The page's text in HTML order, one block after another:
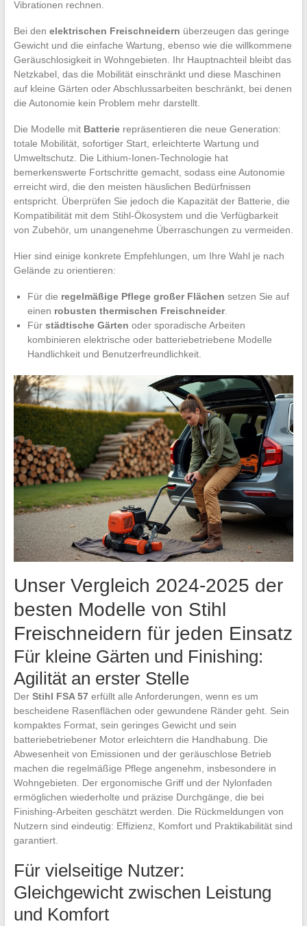
Vibrationen rechnen.
Bei den elektrischen Freischneidern überzeugen das geringe
Gewicht und die einfache Wartung, ebenso wie die willkommene
Geräuschlosigkeit in Wohngebieten. Ihr Hauptnachteil bleibt das
Netzkabel, das die Mobilität einschränkt und diese Maschinen
auf kleine Gärten oder Abschlussarbeiten beschränkt, bei denen
die Autonomie kein Problem mehr darstellt.
Die Modelle mit Batterierepräsentieren die neue Generation:
totale Mobilität, sofortiger Start, erleichterte Wartung und
Umweltschutz. Die Lithium-Ionen-Technologie hat
bemerkenswerte Fortschritte gemacht, sodass eine Autonomie
erreicht wird, die den meisten häuslichen Bedürfnissen
entspricht. Überprüfen Sie jedoch die Kapazität der Batterie, die
Kompatibilität mit dem Stihl-Ökosystem und die Verfügbarkeit
von Zubehör, um unangenehme Überraschungen zu vermeiden.
Hier sind einige konkrete Empfehlungen, um Ihre Wahl je nach
Gelände zu orientieren:
Für die regelmäßige Pflege großer Flächen setzen Sie auf
einen robusten thermischen Freischneider.
Für städtische Gärten oder sporadische Arbeiten
kombinieren elektrische oder batteriebetriebene Modelle
Handlichkeit und Benutzerfreundlichkeit.
Unser Vergleich 2024-2025 der
besten Modelle von Stihl
Freischneidern für jeden Einsatz
Für kleine Gärten und Finishing:
Agilität an erster Stelle
Der Stihl FSA 57erfüllt alle Anforderungen, wenn es um
bescheidene Rasenflächen oder gewundene Ränder geht. Sein
kompaktes Format, sein geringes Gewicht und sein
batteriebetriebener Motor erleichtern die Handhabung. Die
Abwesenheit von Emissionen und der geräuschlose Betrieb
machen die regelmäßige Pflege angenehm, insbesondere in
Wohngebieten. Der ergonomische Griff und der Nylonfaden
ermöglichen wiederholte und präzise Durchgänge, die bei
Finishing-Arbeiten geschätzt werden. Die Rückmeldungen von
Nutzern sind eindeutig: Effizienz, Komfort und Praktikabilität sind
garantiert.
Für vielseitige Nutzer:
Gleichgewicht zwischen Leistung
und Komfort